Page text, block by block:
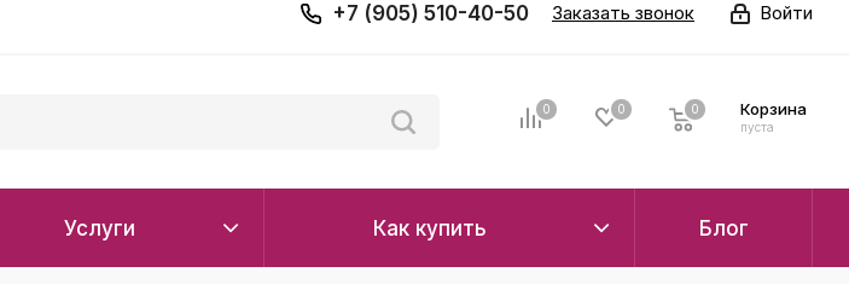
Войти
+7 (905) 510-40-50 Заказать звонок
0 0 Корзина
0
пуста
0
Услуги Как купить Блог